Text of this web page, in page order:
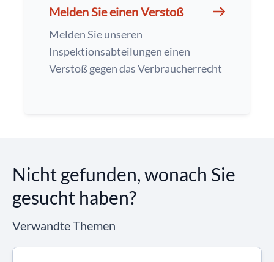
Melden Sie einen Verstoß
Melden Sie unseren
Inspektionsabteilungen einen
Verstoß gegen das Verbraucherrecht
Nicht gefunden, wonach Sie
gesucht haben?
Verwandte Themen